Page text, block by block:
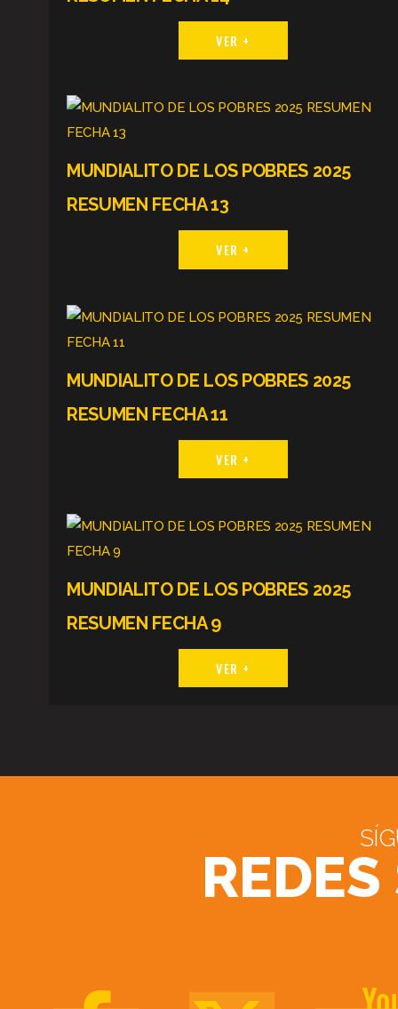
VER +
MUNDIALITO DE LOS POBRES 2025
RESUMEN FECHA 13
VER +
MUNDIALITO DE LOS POBRES 2025
RESUMEN FECHA 11
VER +
MUNDIALITO DE LOS POBRES 2025
RESUMEN FECHA 9
VER +